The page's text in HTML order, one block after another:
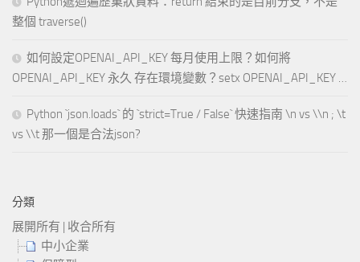
整個 traverse()
如何設定OPENAI_API_KEY 每月使用上限？如何將
OPENAI_API_KEY 永久 存在環境變數？setx OPENAI_API_KEY …
Python `json.loads` 的 `strict=True / False` 快速指南 \n vs \\n ; \t
vs \\t 那一個是合法json?
分類
展開所有 | 收合所有
中小企業